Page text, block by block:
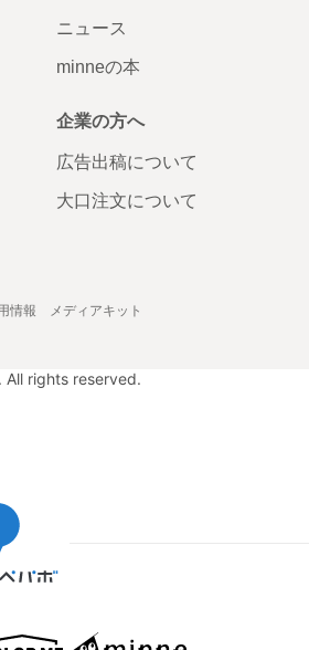
ニュース
minneの本
企業の方へ
広告出稿について
大口注文について
情報 メディアキット
rights reserved.